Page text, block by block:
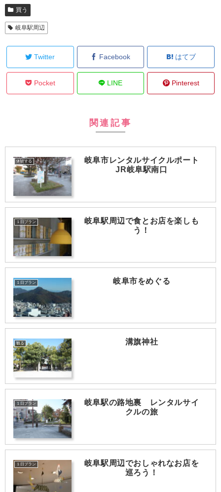
買う
岐阜駅周辺
Twitter Facebook はてブ
Pocket LINE Pinterest
関連記事
体験する
岐阜市レンタルサイクルポート
JR岐阜駅南口
１日プラン
岐阜駅周辺で食とお店を楽しも
う！
１日プラン 岐阜市をめぐる
観る 溝旗神社
１日プラン
岐阜駅の路地裏 レンタルサイ
クルの旅
１日プラン
岐阜駅周辺でおしゃれなお店を
巡ろう！